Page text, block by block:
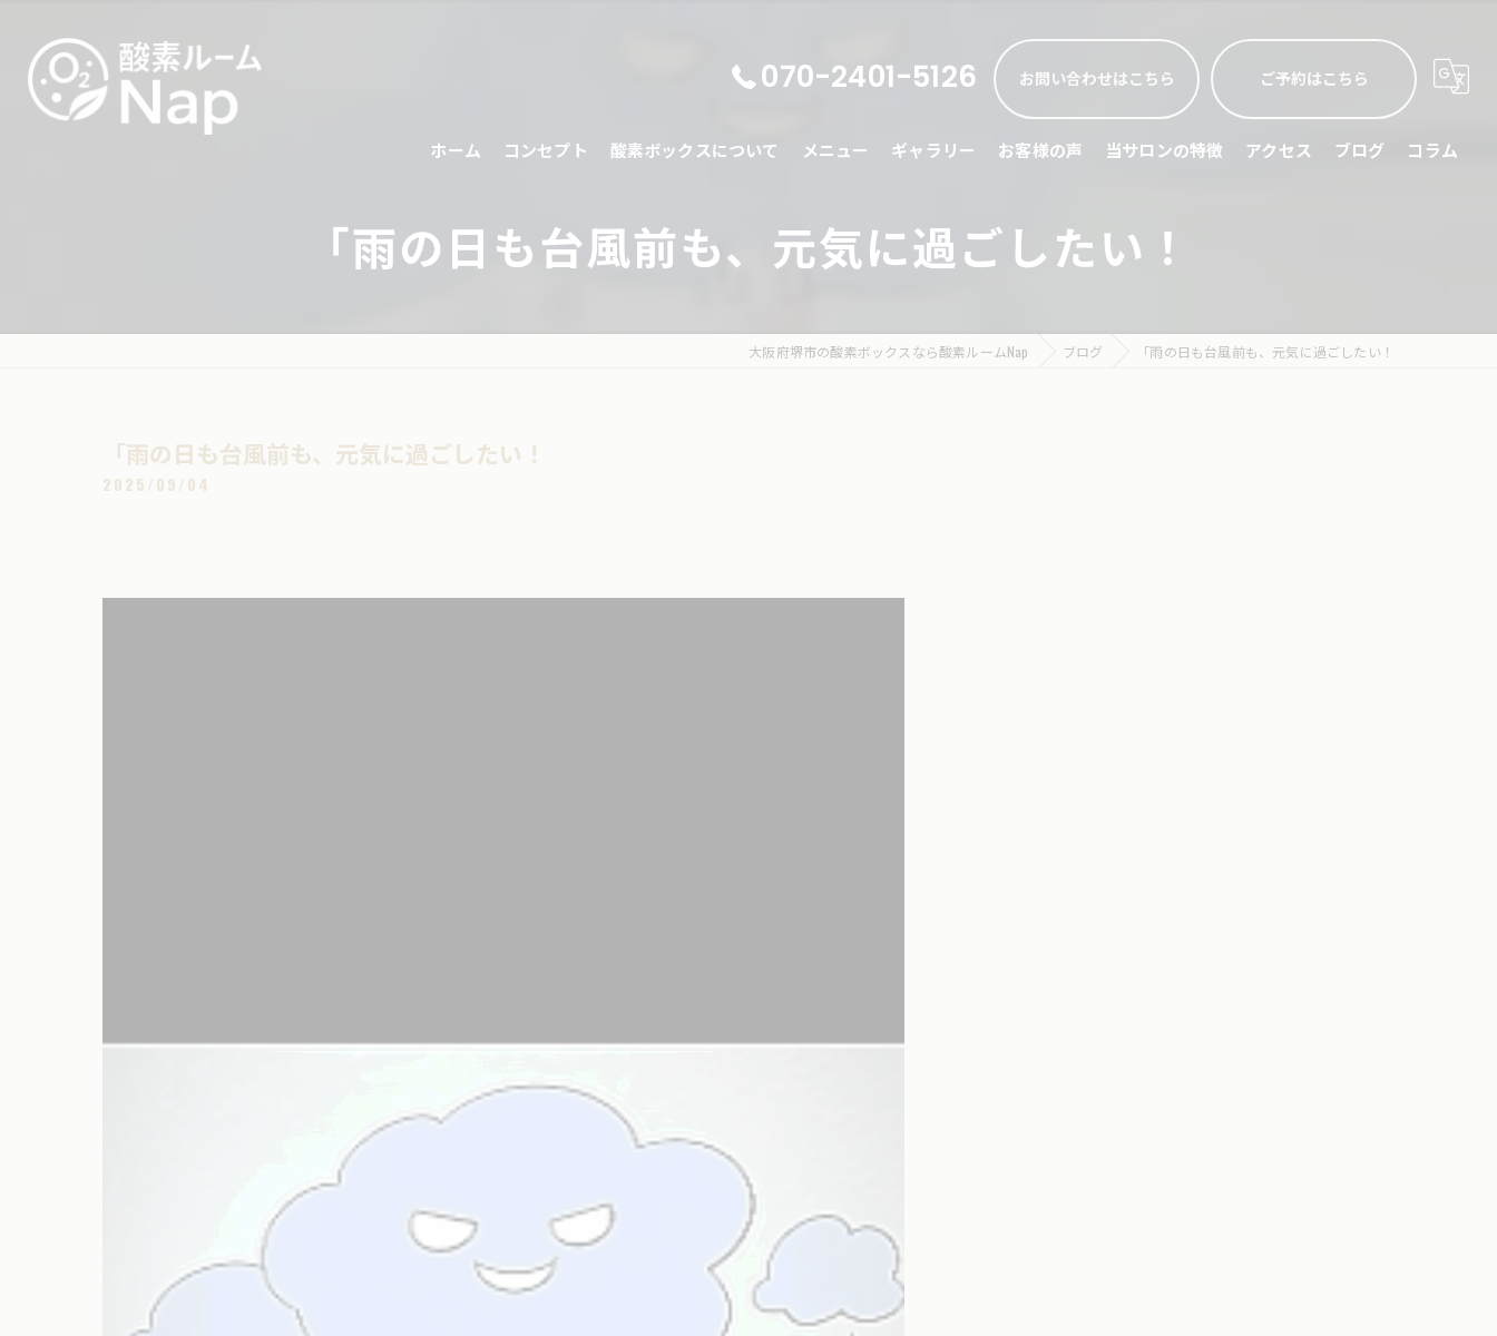
070-2401-5126 お問い合わせはこちら ご予約はこちら
ホーム コンセプト 酸素ボックスについて メニュー ギャラリー お客様の声 当サロンの特徴
眼精疲労
アクセス ブログ コラム
「雨の日も台風前も、元気に過ごしたい！
大阪府堺市の酸素ボックスなら酸素ルームNap ブログ 「雨の日も台風前も、元気に過ごしたい！
「雨の日も台風前も、元気に過ごしたい！
2025/09/04